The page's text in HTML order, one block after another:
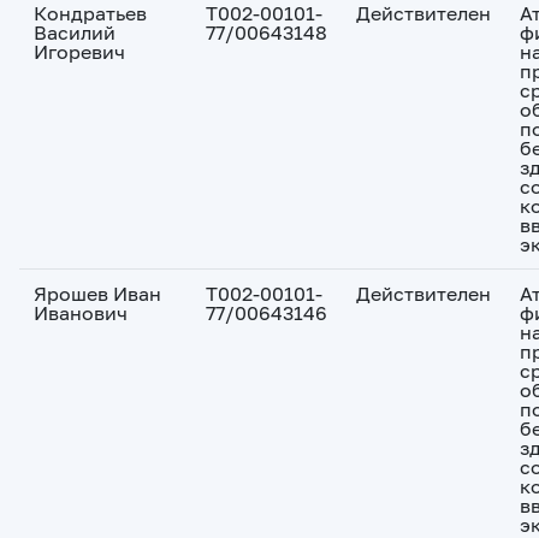
Кондратьев
Василий
Игоревич
Т002-00101-
77/00643148
Действителен
Ярошев Иван
Иванович
Т002-00101-
77/00643146
Действителен